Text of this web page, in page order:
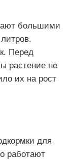
большими
Перед
растение не
их на рост
для
работают